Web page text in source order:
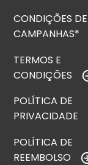
CONDIÇÕES DE
CAMPANHAS*
TERMOS E
CONDIÇÕES
POLÍTICA DE
PRIVACIDADE
POLÍTICA DE
REEMBOLSO